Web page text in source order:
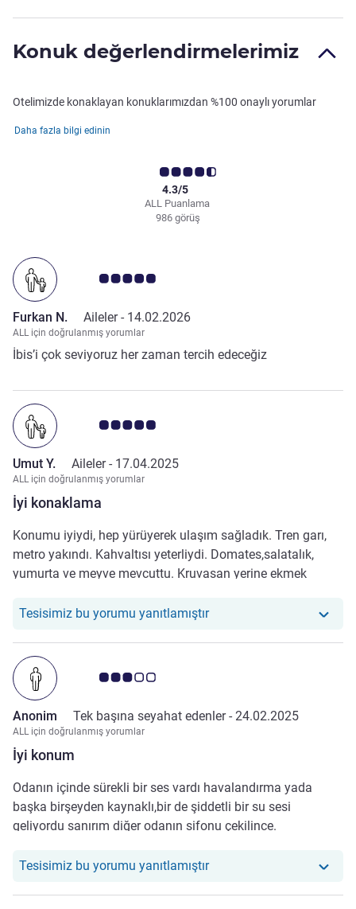
Konuk değerlendirmelerimiz
Otelimizde konaklayan konuklarımızdan %100 onaylı yorumlar
Daha fazla bilgi edinin
ALL Puanlama
4.3/5
986 görüş
Avis müşterileri puanı 5.0/5
Furkan N. Aileler - 14.02.2026
ALL için doğrulanmış yorumlar
İbis’i çok seviyoruz her zaman tercih edeceğiz
İyi konaklama
Avis müşterileri puanı 5.0/5
Umut Y. Aileler - 17.04.2025
ALL için doğrulanmış yorumlar
Konumu iyiydi, hep yürüyerek ulaşım sağladık. Tren garı,
metro yakındı. Kahvaltısı yeterliydi. Domates,salatalık,
yumurta ve meyve mevcuttu. Kruvasan yerine ekmek
tuvalet içerisinde değil ayrı bir kabin olarak odada yer
Tesisimiz bu yorumu yanıtlamıştırOtelimiz şu yoruma yanıt
İyi konum
Avis müşterileri puanı 3.0/5
Anonim Tek başına seyahat edenler - 24.02.2025
ALL için doğrulanmış yorumlar
Odanın içinde sürekli bir ses vardı havalandırma yada
başka birşeyden kaynaklı,bir de şiddetli bir su sesi
geliyordu sanırım diğer odanın sifonu çekilince.
Tesisimiz bu yorumu yanıtlamıştırOtelimiz şu yoruma yanıt